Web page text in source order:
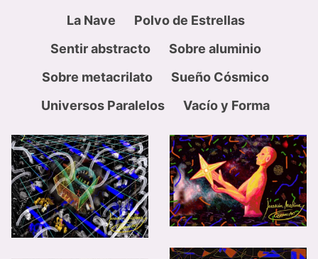
La Nave
Polvo de Estrellas
Sentir abstracto
Sobre aluminio
Sobre metacrilato
Sueño Cósmico
Universos Paralelos
Vacío y Forma